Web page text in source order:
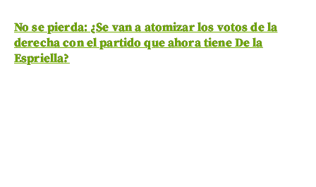
No se pierda: ¿Se van a atomizar los votos de la
derecha con el partido que ahora tiene De la
Espriella?